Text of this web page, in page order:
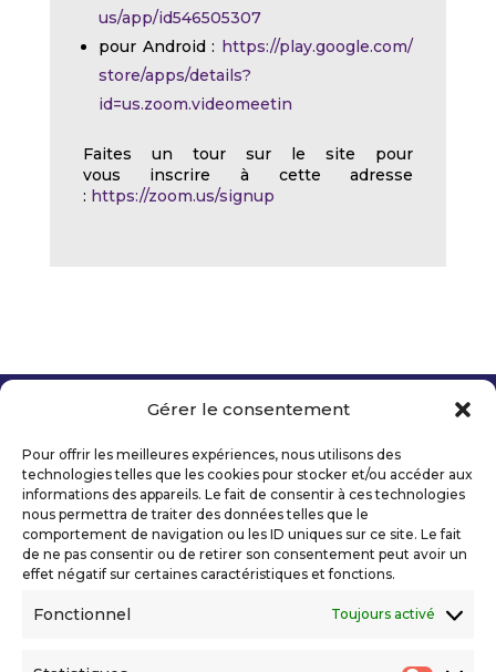
Gérer le consentement
Pour offrir les meilleures expériences, nous utilisons des
technologies telles que les cookies pour stocker et/ou accéder aux
informations des appareils. Le fait de consentir à ces technologies
nous permettra de traiter des données telles que le
comportement de navigation ou les ID uniques sur ce site. Le fait
de ne pas consentir ou de retirer son consentement peut avoir un
effet négatif sur certaines caractéristiques et fonctions.
Fonctionnel Toujours activé
us/app/id546505307
pour Android : https://play.google.com/
store/apps/details?
id=us.zoom.videomeetin
Faites un tour sur le site pour
vous inscrire à cette adresse
: https://zoom.us/signup
Mentions légales
Politique de confidentialité
Déclaration d’accessibilité numérique
Ils nous soutiennent